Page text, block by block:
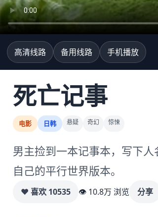
高清线路 备用线路 手机播放
死亡记事
电影 日韩 悬疑 奇幻 惊悚
男主捡到一本记事本，写下
自己的平行世界版本。
♥ 喜欢10535 👁 10.8万 浏览 分享